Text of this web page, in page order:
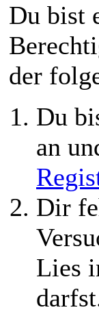
Du bist
der
Du
an
Dir
Lies